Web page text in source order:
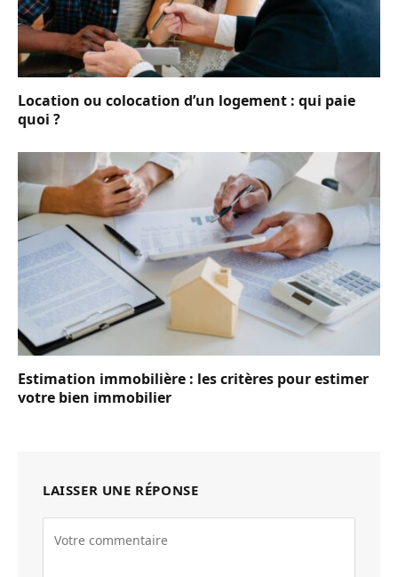
Location ou colocation d’un logement : qui paie
quoi ?
Estimation immobilière : les critères pour estimer
votre bien immobilier
LAISSER UNE RÉPONSE